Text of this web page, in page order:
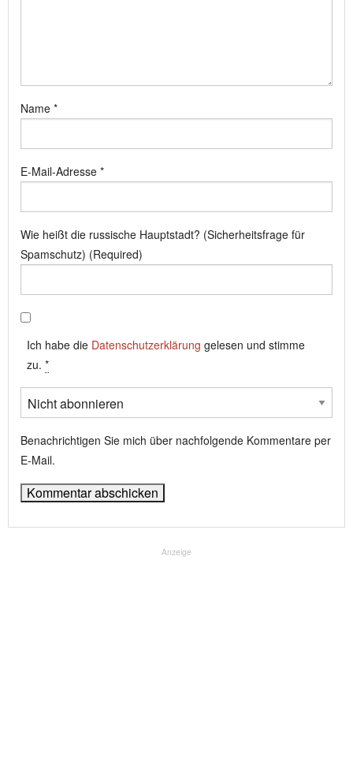
Name *
E-Mail-Adresse *
Wie heißt die russische Hauptstadt? (Sicherheitsfrage für
Spamschutz) (Required)
Ich habe die Datenschutzerklärung gelesen und stimme
zu. *
Benachrichtigen Sie mich über nachfolgende Kommentare per
E-Mail.
Anzeige